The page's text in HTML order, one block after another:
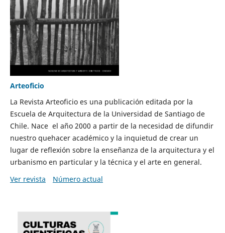
Arteoficio
La Revista Arteoficio es una publicación editada por la
Escuela de Arquitectura de la Universidad de Santiago de
Chile. Nace el año 2000 a partir de la necesidad de difundir
nuestro quehacer académico y la inquietud de crear un
lugar de reflexión sobre la enseñanza de la arquitectura y el
urbanismo en particular y la técnica y el arte en general.
Ver revista
Número actual